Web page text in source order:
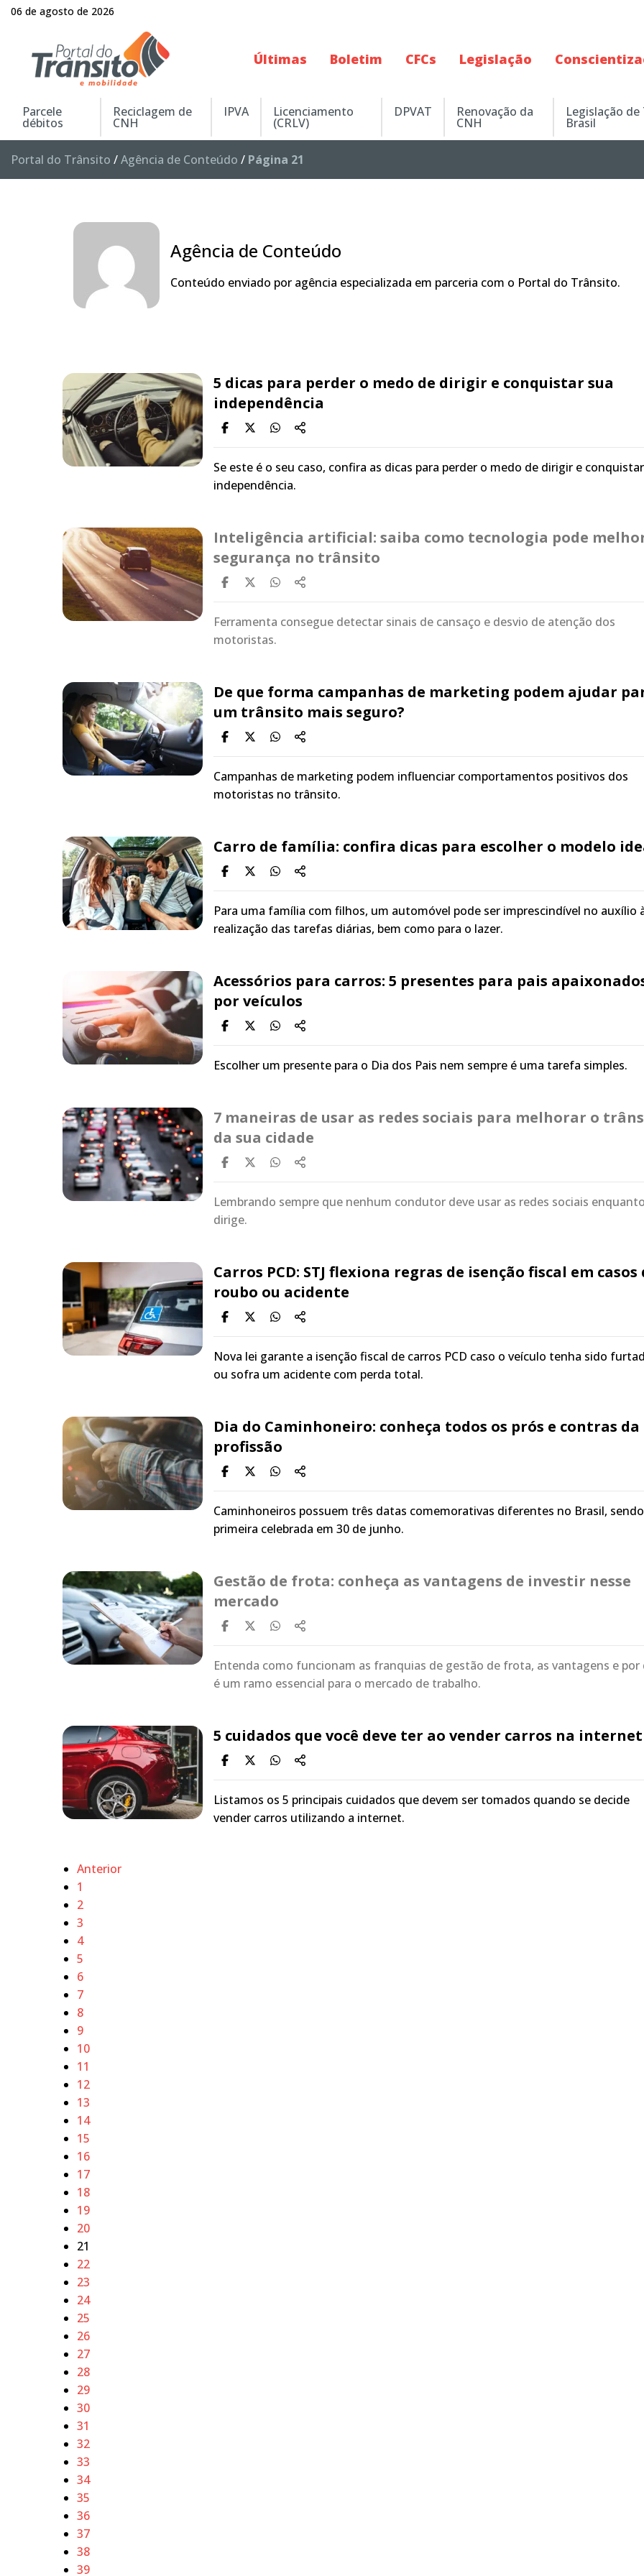
06 de agosto de 2026
Últimas Boletim CFCs Legislação
Parcele
débitos
Reciclagem de
CNH
IPVA Licenciamento
(CRLV)
DPVAT Renovação da
CNH
Legislação
Brasil
Portal do Trânsito /Agência de Conteúdo / Página 21
Agência de Conteúdo
Conteúdo enviado por agência especializada em parceria com o Portal do Trânsito.
5 dicas para perder o medo de dirigir e conquistar sua
independência
Se este é o seu caso, confira as dicas para perder o medo de dirigir e
independência.
Inteligência artificial: saiba como tecnologia pode
segurança no trânsito
Ferramenta consegue detectar sinais de cansaço e desvio de atenção dos
motoristas.
De que forma campanhas de marketing podem ajudar
um trânsito mais seguro?
Campanhas de marketing podem influenciar comportamentos positivos dos
motoristas no trânsito.
Carro de família: confira dicas para escolher o modelo
Para uma família com filhos, um automóvel pode ser imprescindível no auxílio
realização das tarefas diárias, bem como para o lazer.
Acessórios para carros: 5 presentes para pais
por veículos
Escolher um presente para o Dia dos Pais nem sempre é uma tarefa simples.
7 maneiras de usar as redes sociais para melhorar o
da sua cidade
Lembrando sempre que nenhum condutor deve usar as redes sociais
dirige.
Carros PCD: STJ flexiona regras de isenção fiscal em casos
roubo ou acidente
Nova lei garante a isenção fiscal de carros PCD caso o veículo tenha sido
ou sofra um acidente com perda total.
Dia do Caminhoneiro: conheça todos os prós e contras da
profissão
Caminhoneiros possuem três datas comemorativas diferentes no Brasil,
primeira celebrada em 30 de junho.
Gestão de frota: conheça as vantagens de investir nesse
mercado
Entenda como funcionam as franquias de gestão de frota, as vantagens e por
é um ramo essencial para o mercado de trabalho.
5 cuidados que você deve ter ao vender carros na internet
Listamos os 5 principais cuidados que devem ser tomados quando se decide
vender carros utilizando a internet.
Anterior
1
2
3
4
5
6
7
8
9
10
11
12
13
14
15
16
17
18
19
20
21
22
23
24
25
26
27
28
29
30
31
32
33
34
35
36
37
38
39